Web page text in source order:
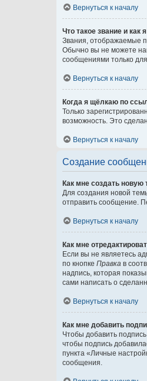
Вернуться к началу
Что такое звание и как
Звания, отображаемые
Обычно вы не можете
сообщениями только
Вернуться к началу
Когда я щёлкаю по
Только
возможность. Это
Вернуться к началу
Создание
Как мне создать
Для создания новой
отправить сообщение.
Вернуться к началу
Как мне
Если вы не являетесь
по кнопке Правка в
надпись, которая
сами написать о
Вернуться к началу
Как мне добавить
Чтобы добавить
чтобы подпись
пункта «Личные
сообщения.